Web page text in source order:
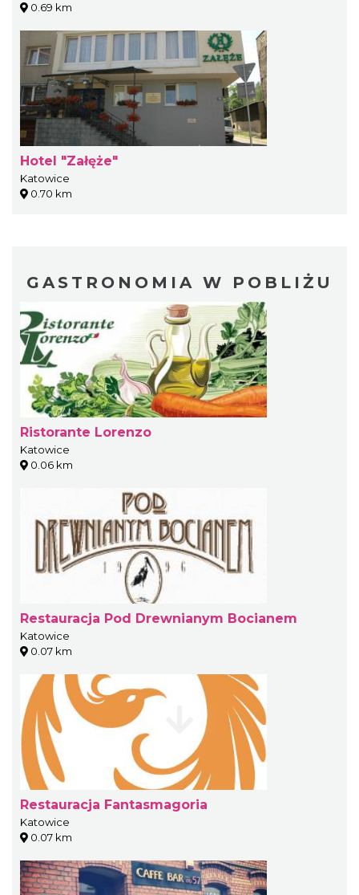
0.69 km
Hotel "Załęże"
Katowice
0.70 km
GASTRONOMIA W POBLIŻU
Ristorante Lorenzo
Katowice
0.06 km
Restauracja Pod Drewnianym Bocianem
Katowice
0.07 km
Restauracja Fantasmagoria
Katowice
0.07 km